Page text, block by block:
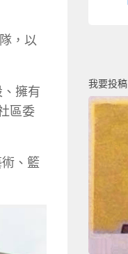
，以
擁有
區委
、籃
我要投稿